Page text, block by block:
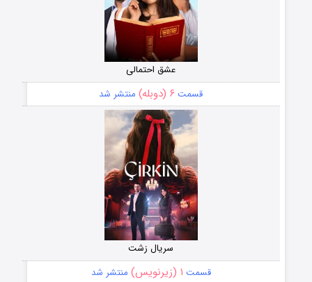
عشق احتمالی
قسمت ۶ (دوبله) منتشر شد
سریال زشت
قسمت ۱ (زیرنویس) منتشر شد